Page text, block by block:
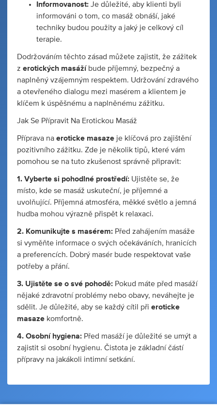
Informovanost: Je důležité, aby klienti byli
informováni o tom, co masáž obnáší, jaké
techniky budou použity a jaký je celkový cíl
terapie.
Dodržováním těchto zásad můžete zajistit, že zážitek
z erotických masážíbude příjemný, bezpečný a
naplněný vzájemným respektem. Udržování zdravého
a otevřeného dialogu mezi masérem a klientem je
klíčem k úspěšnému a naplněnému zážitku.
Jak Se Přípravit Na Erotickou Masáž
Příprava na eroticke masaze je klíčová pro zajištění
pozitivního zážitku. Zde je několik tipů, které vám
pomohou se na tuto zkušenost správně připravit:
1. Vyberte si pohodlné prostředí: Ujistěte se, že
místo, kde se masáž uskuteční, je příjemné a
uvolňující. Příjemná atmosféra, měkké světlo a jemná
hudba mohou výrazně přispět k relaxaci.
2. Komunikujte s masérem: Před zahájením masáže
si vyměňte informace o svých očekáváních, hranicích
a preferencích. Dobrý masér bude respektovat vaše
potřeby a přání.
3. Ujistěte se o své pohodě: Pokud máte před masáží
nějaké zdravotní problémy nebo obavy, neváhejte je
sdělit. Je důležité, aby se každý cítil při eroticke
masaze komfortně.
4. Osobní hygiena: Před masáží je důležité se umýt a
zajistit si osobní hygienu. Čistota je základní částí
přípravy na jakákoli intimní setkání.